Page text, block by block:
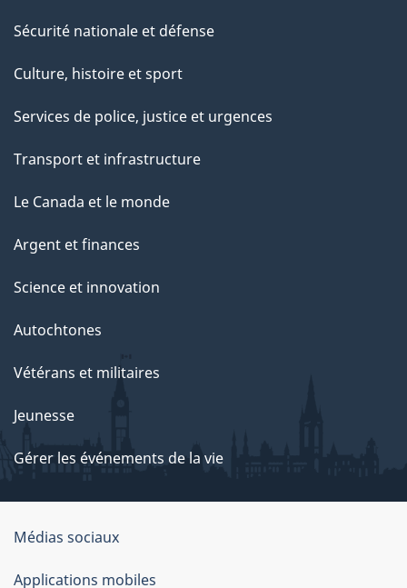
Sécurité nationale et défense
Culture, histoire et sport
Services de police, justice et urgences
Transport et infrastructure
Le Canada et le monde
Argent et finances
Science et innovation
Autochtones
Vétérans et militaires
Jeunesse
Gérer les événements de la vie
Organisation
du
Médias sociaux
Applications mobiles